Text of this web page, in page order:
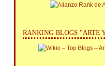
RANKING BLOGS "ARTE